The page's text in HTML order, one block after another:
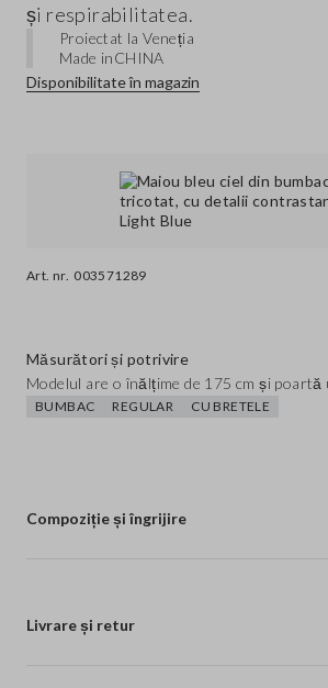
Art. nr. 003571289
și respirabilitatea.
Proiectat la Veneția
Made inCHINA
Disponibilitate în magazin
Măsurători și potrivire
Modelul are o înălțime de 175 cm și poartă
BUMBAC REGULAR CU BRETELE
Compoziție și îngrijire
Livrare și retur